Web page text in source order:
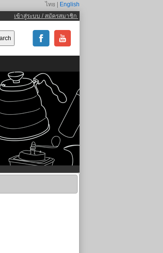
ไทย |
English
เข้าสู่ระบบ / สมัครสมาชิก